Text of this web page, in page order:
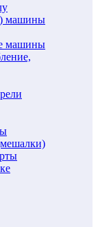
машины
машины